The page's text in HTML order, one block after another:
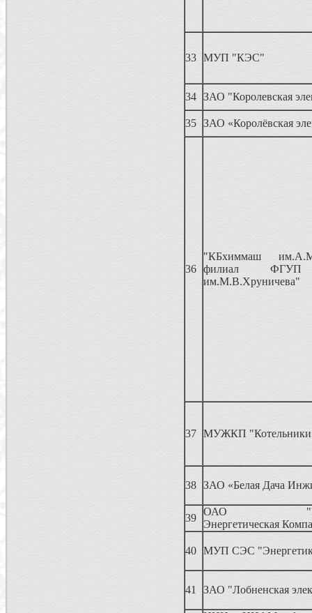
33 МУП "КЭС"
34 ЗАО "Королевская
35 ЗАО «Королёвская
36
"КБхиммаш
филиал
им.М.В.Хруничева"
37 МУЖКП
38 ЗАО «Белая Дача
39
ОАО
Энергетическая
40 МУП СЭС
41 ЗАО "Лобненская